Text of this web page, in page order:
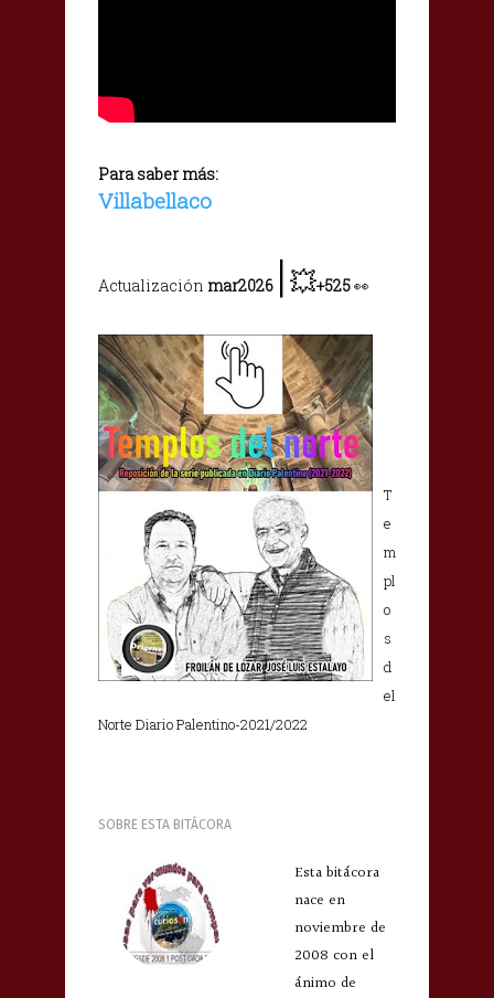
Para saber más:
Villabellaco
Actualización mar2026 |💥+525👀
T
e
m
pl
o
s
d
el
Norte Diario Palentino-2021/2022
SOBRE ESTA BITÁCORA
Esta bitácora
nace en
noviembre de
2008 con el
ánimo de